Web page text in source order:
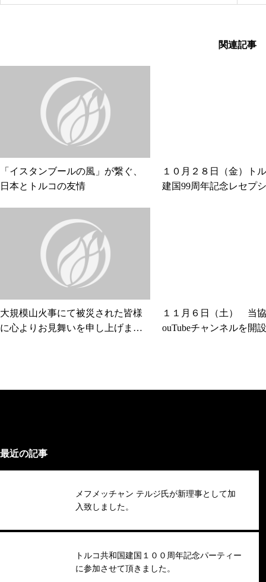
関連記事
「イスタンブールの風」が繋ぐ、
日本とトルコの友情
１０月２８日（金）ト
建国99周年記念レセプ
大規模山火事にて被災された皆様
に心よりお見舞いを申し上げま
１１月６日（土） 当
ouTubeチャンネルを開
最近の記事
メフメッチャン テルジ氏が新理事として加
入致しました。
トルコ共和国建国１００周年記念パーティー
に参加させて頂きました。